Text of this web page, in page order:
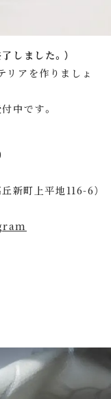
しました。）
アを作りましょ
中です。
新町上平地116-6）